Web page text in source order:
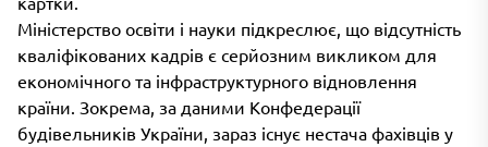
Міністерство освіти і науки підкреслює, що відсутність
кваліфікованих кадрів є серйозним викликом для
економічного та інфраструктурного відновлення
країни. Зокрема, за даними Конфедерації
будівельників України, зараз існує нестача фахівців у